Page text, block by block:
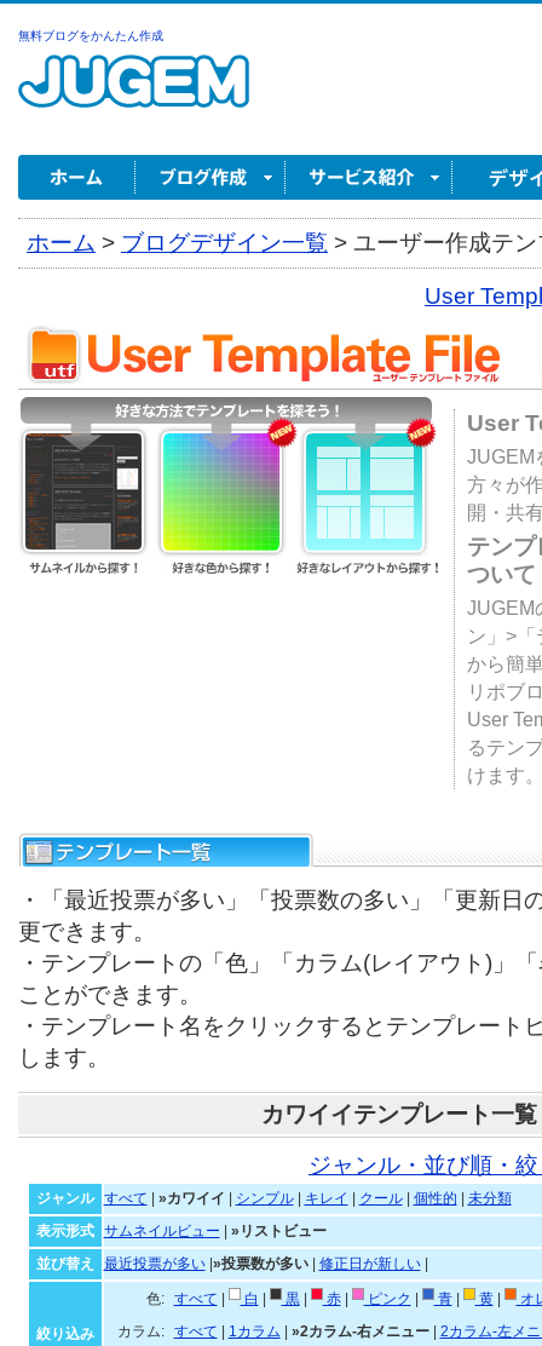
無料ブログをかんたん作成
ホーム > ブログデザイン一覧 > ユーザー作成テ
User
User
JUGEM
方々が
開・共
テン
ついて
JUGEM
ン」>
から簡
リポブ
User
るテン
けます
・「最近投票が多い」「投票数の多い」「更新日
更できます。
・テンプレートの「色」「カラム(レイアウト)」
ことができます。
・テンプレート名をクリックするとテンプレート
します。
カワイイテンプレート一覧
ジャンル・並び順・
ジャンル すべて »カワイイ シンプル| キレイ クール| 個性的
未分類
表示形式
サムネイルビュー
»リストビュー
並び替え
最近投票が多い| »投票数が多い| 修正日が新しい|
絞り込み
色: すべて 白 黒| 赤| ピンク 青| 黄|
オ
カラム:
すべて 1カラム »2カラム-右メニュー| 2カラム-左メ